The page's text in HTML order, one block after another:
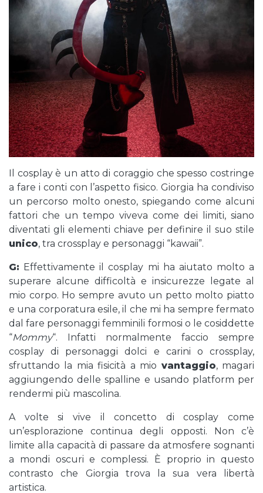
Il cosplay è un atto di coraggio che spesso costringe
a fare i conti con l’aspetto fisico. Giorgia ha condiviso
un percorso molto onesto, spiegando come alcuni
fattori che un tempo viveva come dei limiti, siano
diventati gli elementi chiave per definire il suo stile
unico, tra crossplay e personaggi “kawaii”.
G: Effettivamente il cosplay mi ha aiutato molto a
superare alcune difficoltà e insicurezze legate al
mio corpo. Ho sempre avuto un petto molto piatto
e una corporatura esile, il che mi ha sempre fermato
dal fare personaggi femminili formosi o le cosiddette
“Mommy“. Infatti normalmente faccio sempre
cosplay di personaggi dolci e carini o crossplay,
sfruttando la mia fisicità a mio vantaggio, magari
aggiungendo delle spalline e usando platform per
rendermi più mascolina.
A volte si vive il concetto di cosplay come
un’esplorazione continua degli opposti. Non c’è
limite alla capacità di passare da atmosfere sognanti
a mondi oscuri e complessi. È proprio in questo
contrasto che Giorgia trova la sua vera libertà
artistica.